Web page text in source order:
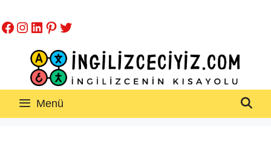
atla
Facebook
Instagram
LinkedIn
Pinterest
Twitter
Menü